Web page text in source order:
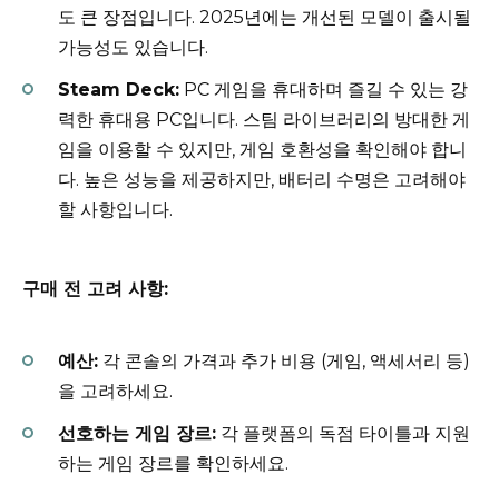
도 큰 장점입니다. 2025년에는 개선된 모델이 출시될
가능성도 있습니다.
Steam Deck: PC 게임을 휴대하며 즐길 수 있는 강
력한 휴대용 PC입니다. 스팀 라이브러리의 방대한 게
임을 이용할 수 있지만, 게임 호환성을 확인해야 합니
다. 높은 성능을 제공하지만, 배터리 수명은 고려해야
할 사항입니다.
구매 전 고려 사항:
예산: 각 콘솔의 가격과 추가 비용 (게임, 액세서리 등)
을 고려하세요.
선호하는 게임 장르: 각 플랫폼의 독점 타이틀과 지원
하는 게임 장르를 확인하세요.